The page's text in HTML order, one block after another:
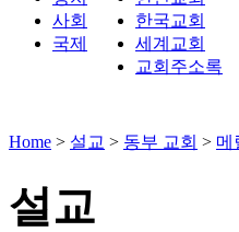
사회
국제
한국교회
세계교회
교회주소록
Home > 설교 > 동부 교회 > 메
설교